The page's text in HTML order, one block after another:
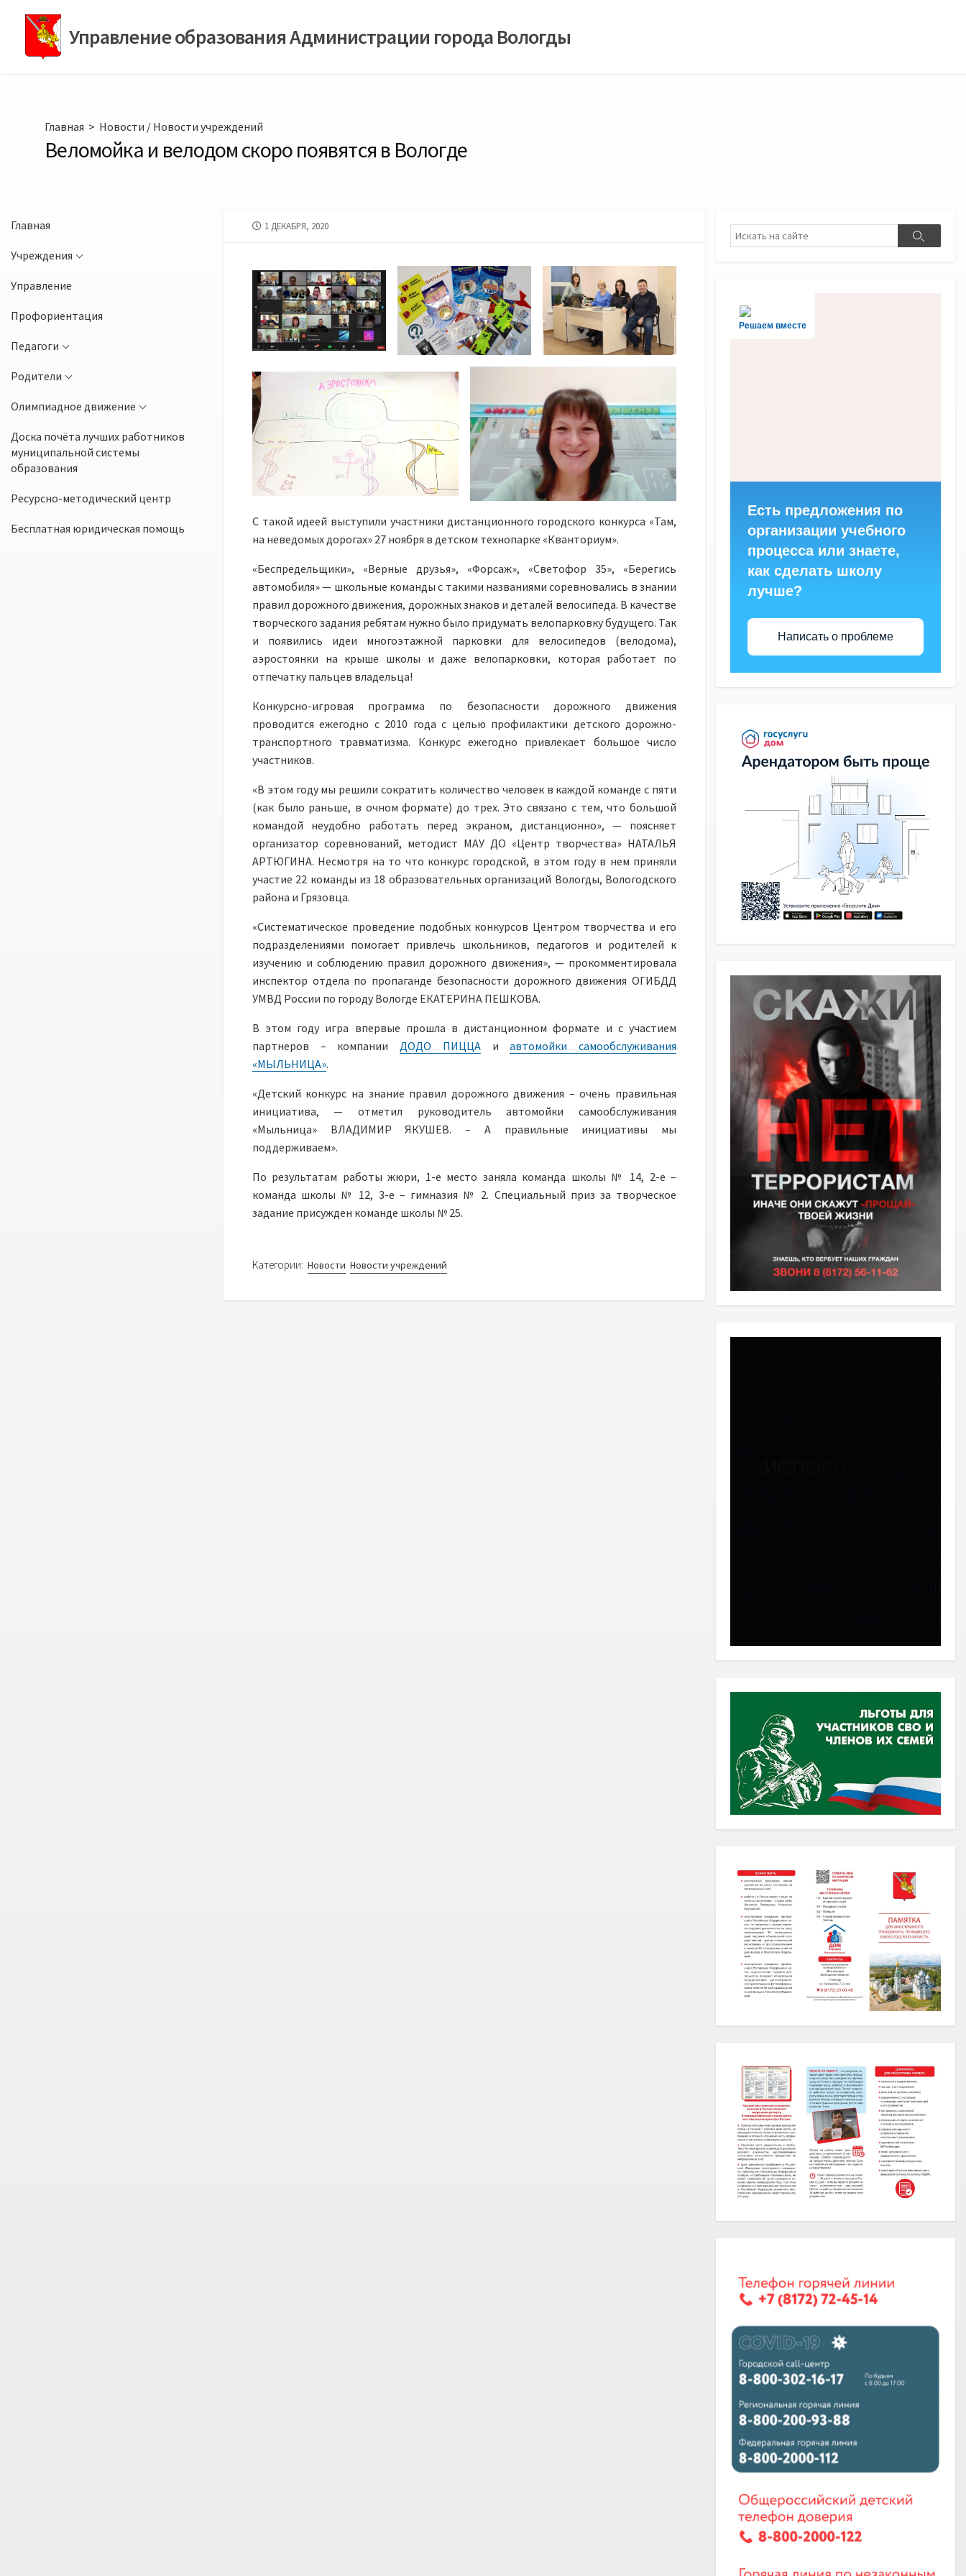
содержимомуУправление образования Администрации города Вологды
Главная > Новости / Новости учреждений
Веломойка и велодом скоро появятся в Вологде
Главная
Учреждения
Управление
Профориентация
Педагоги
Родители
Олимпиадное движение
Доска почёта лучших работников
муниципальной системы
образования
Ресурсно-методический центр
Бесплатная юридическая помощь
ДАТА
1 ДЕКАБРЯ, 2020
С такой идеей выступили участники дистанционного городского конкурса «Там,
на неведомых дорогах» 27 ноября в детском технопарке «Кванториум».
«Беспредельщики», «Верные друзья», «Форсаж», «Светофор 35», «Берегись
автомобиля» — школьные команды с такими названиями соревновались в знании
правил дорожного движения, дорожных знаков и деталей велосипеда. В качестве
творческого задания ребятам нужно было придумать велопарковку будущего. Так
и появились идеи многоэтажной парковки для велосипедов (велодома),
аэростоянки на крыше школы и даже велопарковки, которая работает по
отпечатку пальцев владельца!
Конкурсно-игровая программа по безопасности дорожного движения
проводится ежегодно с 2010 года с целью профилактики детского дорожно-
транспортного травматизма. Конкурс ежегодно привлекает большое число
участников.
«В этом году мы решили сократить количество человек в каждой команде с пяти
(как было раньше, в очном формате) до трех. Это связано с тем, что большой
командой неудобно работать перед экраном, дистанционно», — поясняет
организатор соревнований, методист МАУ ДО «Центр творчества» НАТАЛЬЯ
АРТЮГИНА. Несмотря на то что конкурс городской, в этом году в нем приняли
участие 22 команды из 18 образовательных организаций Вологды, Вологодского
района и Грязовца.
«Систематическое проведение подобных конкурсов Центром творчества и его
подразделениями помогает привлечь школьников, педагогов и родителей к
изучению и соблюдению правил дорожного движения», — прокомментировала
инспектор отдела по пропаганде безопасности дорожного движения ОГИБДД
УМВД России по городу Вологде ЕКАТЕРИНА ПЕШКОВА.
В этом году игра впервые прошла в дистанционном формате и с участием
партнеров – компанииДОДО ПИЦЦАиавтомойки самообслуживания
«МЫЛЬНИЦА».
«Детский конкурс на знание правил дорожного движения – очень правильная
инициатива, — отметил руководитель автомойки самообслуживания
«Мыльница» ВЛАДИМИР ЯКУШЕВ. – А правильные инициативы мы
поддерживаем».
По результатам работы жюри, 1-е место заняла команда школы № 14, 2-е –
команда школы № 12, 3-е – гимназия № 2. Специальный приз за творческое
задание присужден команде школы № 25.
Категории: Новости Новости учреждений
Поиск
Поиск
Решаем вместе
Есть предложения по
организации учебного
процесса или знаете,
как сделать школу
лучше?
Написать о проблеме